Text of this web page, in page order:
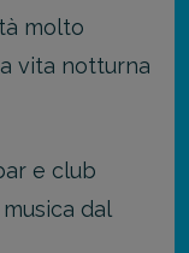
molto
vita notturna
e club
dal